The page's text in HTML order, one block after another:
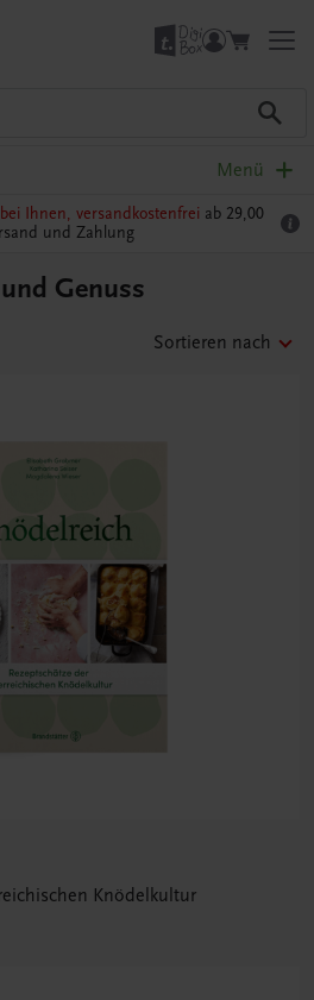
Menü
Ihnen, versandkostenfrei ab 29,00
und Zahlung
Genuss
Sortieren nach
Knödelkultur